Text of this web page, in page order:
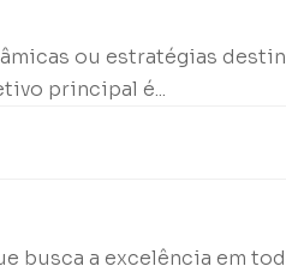
ou estratégias
principal é...
busca a excelência em